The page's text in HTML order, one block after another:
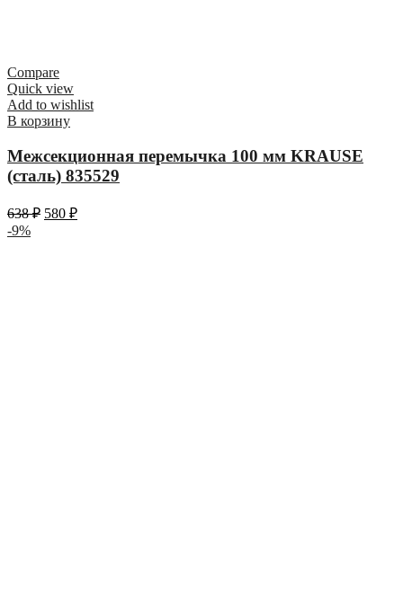
Compare
Quick view
Add to wishlist
В корзину
Межсекционная перемычка 100 мм KRAUSE
(сталь) 835529
638₽ 580 ₽
-9%